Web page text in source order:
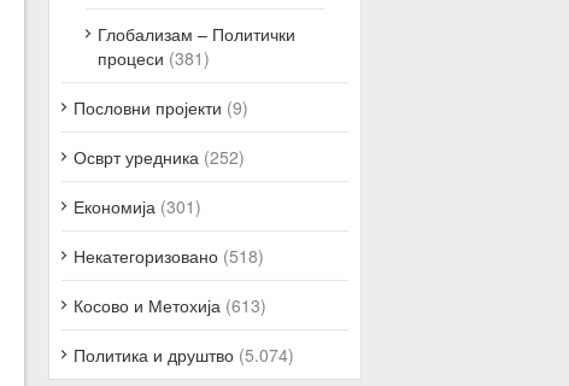
Глобализам – Политички
процеси (381)
Пословни пројекти (9)
Осврт уредника (252)
Економија (301)
Некатегоризовано (518)
Косово и Метохија (613)
Политика и друштво (5.074)